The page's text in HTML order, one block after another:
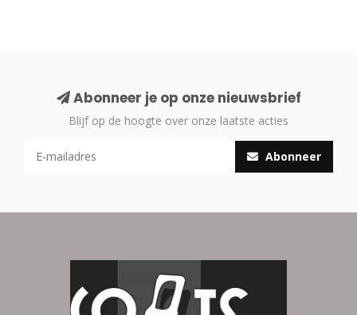
Abonneer je op onze nieuwsbrief
Blijf op de hoogte over onze laatste acties
Abonneer